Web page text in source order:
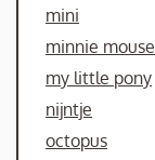
mini
minnie mouse
my little pony
nijntje
octopus